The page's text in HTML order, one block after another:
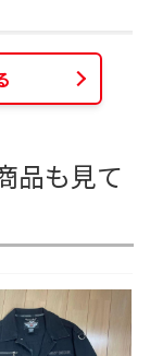
品も見て